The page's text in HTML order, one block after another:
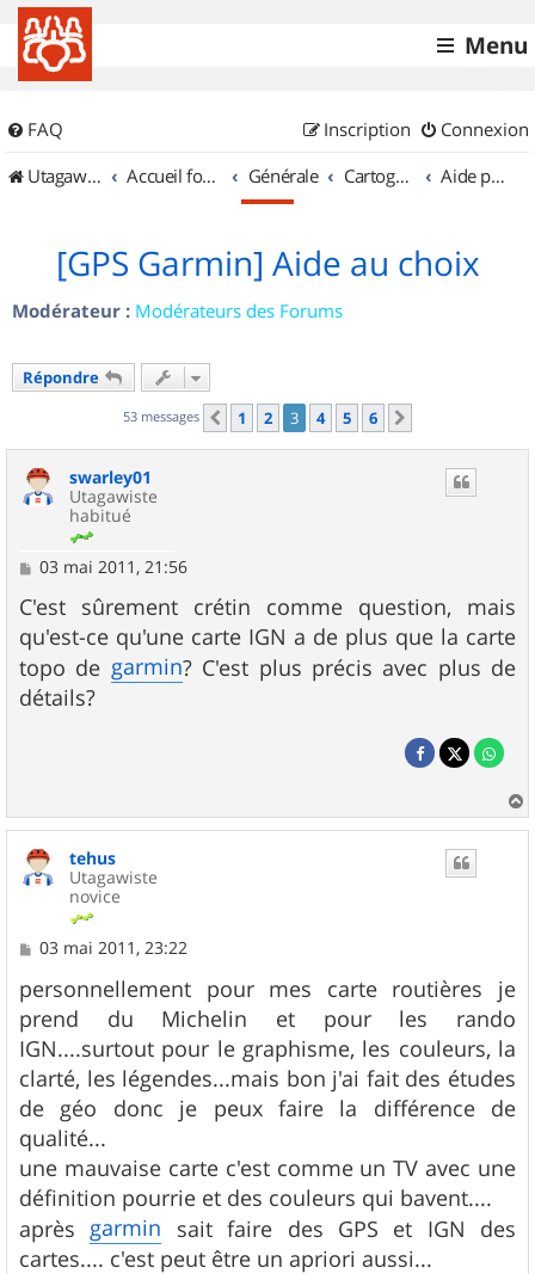
Menu
FAQ Connexion
Inscription
UtagawaVTT (Randos VTT et VTTAE avec traces GPS)
Accueil forum Générale Cartographie et GPS Aide pour l'achat d'un GPS
[GPS Garmin] Aide au choix
Modérateur : Modérateurs des Forums
Répondre
53 messages Précédent
1 2 3 4 5 6
swarley01
Utagawiste
habitué
M
s
s
a
g
e
03 mai 2011, 21:56
C'est sûrement crétin comme question, mais
qu'est-ce qu'une carte IGN a de plus que la carte
topo de garmin? C'est plus précis avec plus de
détails?
a
tehus
Utagawiste
novice
M
s
s
a
g
e
03 mai 2011, 23:22
personnellement pour mes carte routières je
prend du Michelin et pour les rando
IGN....surtout pour le graphisme, les couleurs, la
clarté, les légendes...mais bon j'ai fait des études
de géo donc je peux faire la différence de
qualité...
une mauvaise carte c'est comme un TV avec une
définition pourrie et des couleurs qui bavent....
après garmin sait faire des GPS et IGN des
cartes.... c'est peut être un apriori aussi...